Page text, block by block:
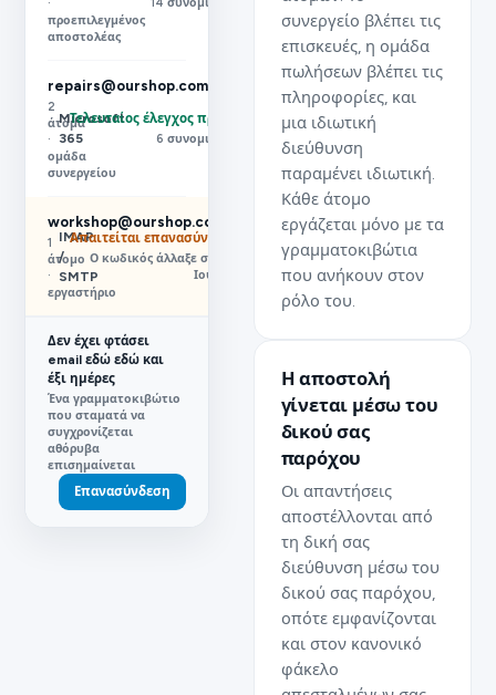
·
προεπιλεγμένος
αποστολέας
repairs@ourshop.com
2
άτομα
·
ομάδα
συνεργείου
Microsoft
365
Τελευταίος έλεγχος πριν 3 λεπτά
6 συνομιλίες σήμερα
workshop@ourshop.com
1
άτομο
·
εργαστήριο
IMAP
/
SMTP
Απαιτείται επανασύνδεση
Ο κωδικός άλλαξε στις 21
Ιουλίου
Δεν έχει φτάσει
email εδώ εδώ και
έξι ημέρες
Ένα γραμματοκιβώτιο
που σταματά να
συγχρονίζεται
αθόρυβα
επισημαίνεται
Επανασύνδεση
συνεργείο βλέπει τις
επισκευές, η ομάδα
πωλήσεων βλέπει τις
πληροφορίες, και
μια ιδιωτική
διεύθυνση
παραμένει ιδιωτική.
Κάθε άτομο
εργάζεται μόνο με τα
γραμματοκιβώτια
που ανήκουν στον
ρόλο του.
Η αποστολή
γίνεται μέσω του
δικού σας
παρόχου
Οι απαντήσεις
αποστέλλονται από
τη δική σας
διεύθυνση μέσω του
δικού σας παρόχου,
οπότε εμφανίζονται
και στον κανονικό
φάκελο